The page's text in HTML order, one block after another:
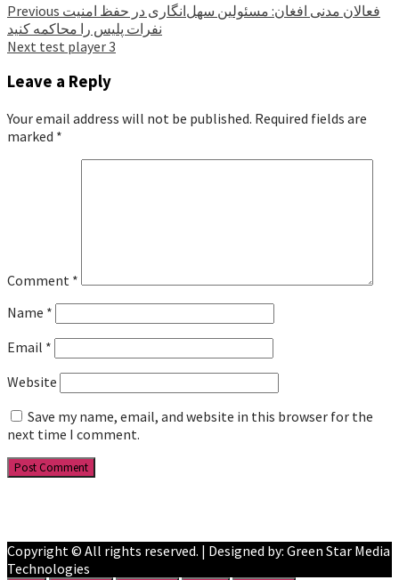
Previous
نفرات پلیس را محاکمه کنید
Next test player 3
Leave a Reply
Your email address will not be published. Required fields are
marked *
Comment *
Name *
Email *
Website
Save my name, email, and website in this browser for the
next time I comment.
Copyright © All rights reserved. | Designed by: Green Star Media
Technologies